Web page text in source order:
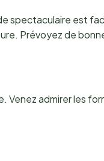
spectaculaire est
Prévoyez de
Venez admirer les